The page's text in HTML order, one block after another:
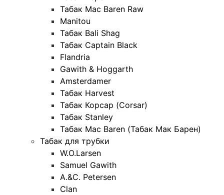
Табак Mac Baren Raw
Manitou
Табак Bali Shag
Табак Captain Black
Flandria
Gawith & Hoggarth
Amsterdamer
Табак Harvest
Табак Корсар (Corsar)
Табак Stanley
Табак Mac Baren (Табак Мак Барен)
Табак для трубки
W.O.Larsen
Samuel Gawith
A.&C. Petersen
Clan